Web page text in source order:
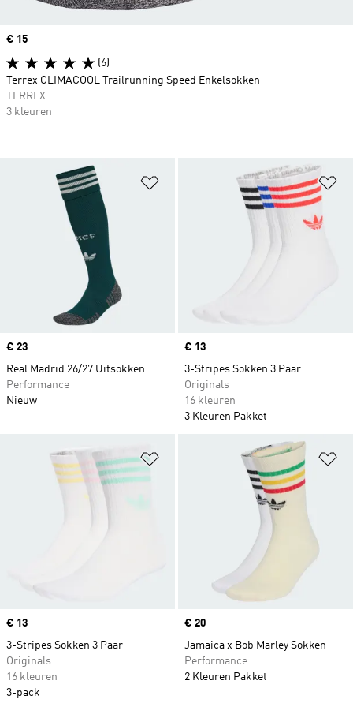
Op verlanglijst zetten
Price
€ 23
Real Madrid 26/27 Uitsokken
Performance
Nieuw
Price
€ 13
3-Stripes Sokken 3 Paar
Originals
16 kleuren
3 Kleuren Pakket
Op verlanglijst zetten
Price
€ 13
3-Stripes Sokken 3 Paar
Originals
16 kleuren
3-pack
Price
€ 20
Jamaica x Bob Marley Sokken
Performance
2 Kleuren Pakket
Price
€ 15
(6)
Terrex CLIMACOOL Trailrunning Speed Enkelsokken
TERREX
3 kleuren